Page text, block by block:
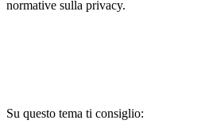
normative sulla privacy.
Su questo tema ti consiglio: